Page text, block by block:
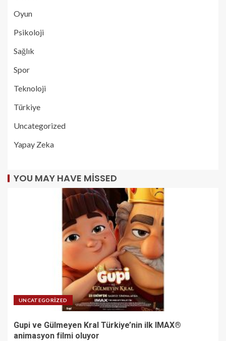
Oyun
Psikoloji
Sağlık
Spor
Teknoloji
Türkiye
Uncategorized
Yapay Zeka
YOU MAY HAVE MISSED
UNCATEGORIZED
Gupi ve Gülmeyen Kral Türkiye’nin ilk IMAX®
animasyon filmi oluyor